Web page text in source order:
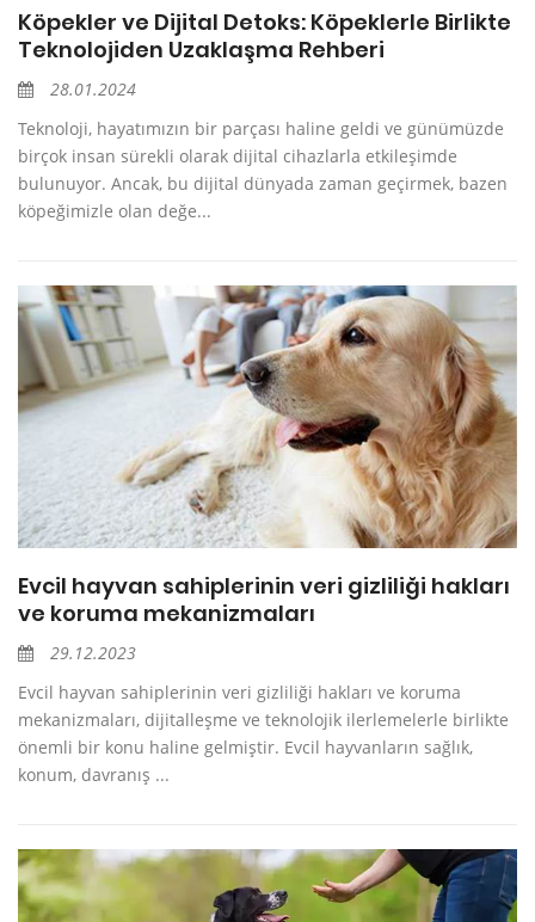
Köpekler ve Dijital Detoks: Köpeklerle Birlikte
Teknolojiden Uzaklaşma Rehberi
28.01.2024
Teknoloji, hayatımızın bir parçası haline geldi ve günümüzde
birçok insan sürekli olarak dijital cihazlarla etkileşimde
bulunuyor. Ancak, bu dijital dünyada zaman geçirmek, bazen
köpeğimizle olan değe...
Evcil hayvan sahiplerinin veri gizliliği hakları
ve koruma mekanizmaları
29.12.2023
Evcil hayvan sahiplerinin veri gizliliği hakları ve koruma
mekanizmaları, dijitalleşme ve teknolojik ilerlemelerle birlikte
önemli bir konu haline gelmiştir. Evcil hayvanların sağlık,
konum, davranış ...